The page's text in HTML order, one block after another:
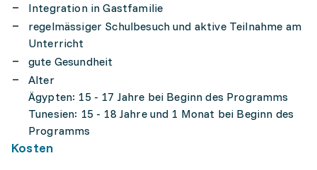
Integration in Gastfamilie
regelmässiger Schulbesuch und aktive Teilnahme am
Unterricht
gute Gesundheit
Alter
Ägypten: 15 - 17 Jahre bei Beginn des Programms
Tunesien: 15 - 18 Jahre und 1 Monat bei Beginn des
Programms
Kosten